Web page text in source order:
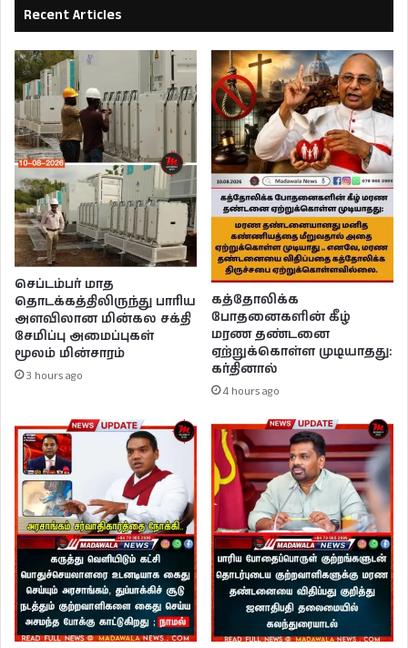
Recent Articles
செப்டம்பர் மாத
தொடக்கத்திலிருந்து பாரிய
அளவிலான மின்கல சக்தி
சேமிப்பு அமைப்புகள்
மூலம் மின்சாரம்
3 hours ago
கத்தோலிக்க
போதனைகளின் கீழ்
மரண தண்டனை
ஏற்றுக்கொள்ள முடியாதது:
கர்தினால்
4 hours ago